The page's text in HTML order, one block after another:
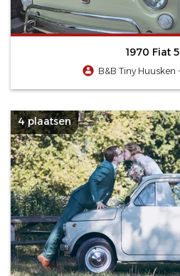
1970 Fiat
B&B Tiny
4 plaatsen